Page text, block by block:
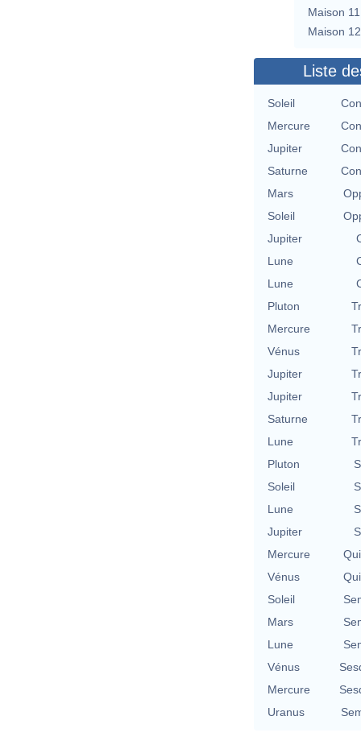
Maison 11
Maison 12
Liste
Soleil
Mercure
Jupiter
Saturne
Mars
Soleil
Jupiter
Lune
Lune
Pluton
Mercure
Vénus
Jupiter
Jupiter
Saturne
Lune
Pluton
Soleil
Lune
Jupiter
Mercure
Vénus
Soleil
Mars
Lune
Vénus
Mercure
Uranus